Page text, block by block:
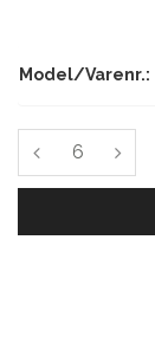
Model/Varenr.: